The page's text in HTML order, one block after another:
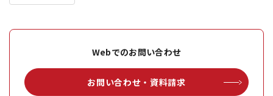
Webでのお問い合わせ
お問い合わせ・資料請求